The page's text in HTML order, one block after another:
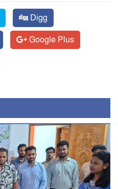
Digg
Google Plus